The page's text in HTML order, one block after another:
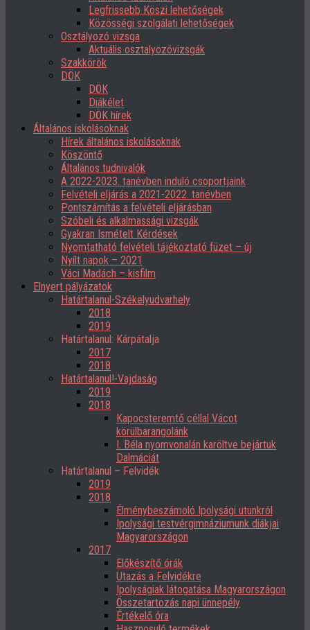
Legfrissebb Köszi lehetőségek
Közösségi szolgálati lehetőségek
Osztályozó vizsga
Aktuális osztalyozóvizsgák
Szakkörök
DÖK
DÖK
Diákélet
DÖK hírek
Általános iskolásoknak
Hírek általános iskolásoknak
Köszöntő
Általános tudnivalók
A 2022-2023. tanévben induló csoportjaink
Felvételi eljárás a 2021-2022. tanévben
Pontszámítás a felvételi eljárásban
Szóbeli és alkalmassági vizsgák
Gyakran Ismételt Kérdések
Nyomtatható felvételi tájékoztató füzet – új
Nyílt napok – 2021
Váci Madách – kisfilm
Elnyert pályázatok
Határtalanul-Székelyudvarhely
2018
2019
Határtalanul: Kárpátalja
2017
2018
Határtalanul!-Vajdaság
2019
2018
Kapocsteremtő céllal Vácot
körülbarangolánk
I. Béla nyomvonalán karöltve bejártuk
Dalmáciát
Határtalanul – Felvidék
2019
2018
Élménybeszámoló Ipolysági utunkról
Ipolysági testvérgimnáziumunk diákjai
Magyarországon
2017
Előkészítő órák
Utazás a Felvidékre
Ipolyságiak látogatása Magyarországon
Összetartozás napi ünnepély
Értékelő óra